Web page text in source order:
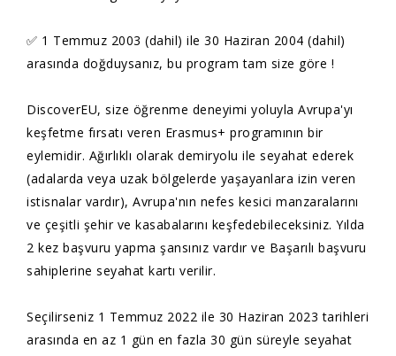
✅ 1 Temmuz 2003 (dahil) ile 30 Haziran 2004 (dahil)
arasında doğduysanız, bu program tam size göre !
DiscoverEU, size öğrenme deneyimi yoluyla Avrupa'yı
keşfetme fırsatı veren Erasmus+ programının bir
eylemidir. Ağırlıklı olarak demiryolu ile seyahat ederek
(adalarda veya uzak bölgelerde yaşayanlara izin veren
istisnalar vardır), Avrupa'nın nefes kesici manzaralarını
ve çeşitli şehir ve kasabalarını keşfedebileceksiniz. Yılda
2 kez başvuru yapma şansınız vardır ve Başarılı başvuru
sahiplerine seyahat kartı verilir.
Seçilirseniz 1 Temmuz 2022 ile 30 Haziran 2023 tarihleri
arasında en az 1 gün en fazla 30 gün süreyle seyahat